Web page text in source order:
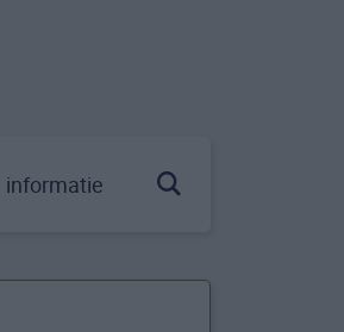
informatie